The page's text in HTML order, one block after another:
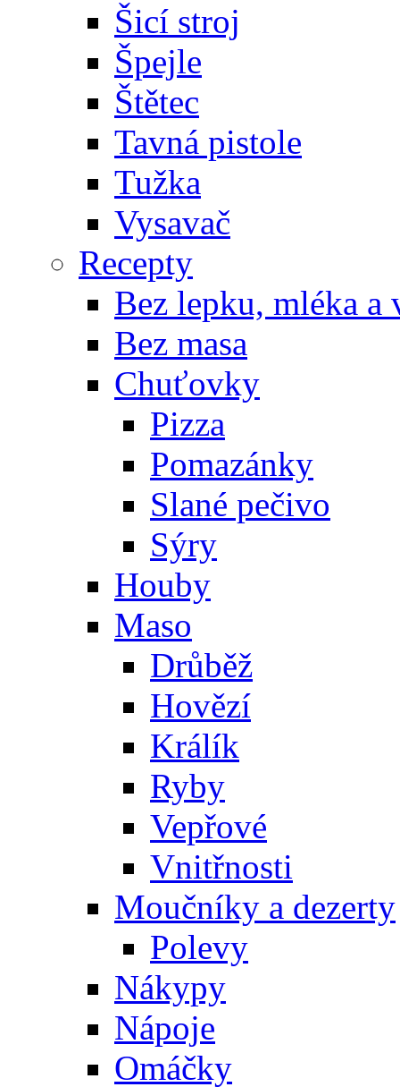
Šicí stroj
Špejle
Štětec
Tavná pistole
Tužka
Vysavač
Recepty
Bez lepku, mléka a
Bez masa
Chuťovky
Pizza
Pomazánky
Slané pečivo
Sýry
Houby
Maso
Drůběž
Hovězí
Králík
Ryby
Vepřové
Vnitřnosti
Moučníky a dezerty
Polevy
Nákypy
Nápoje
Omáčky